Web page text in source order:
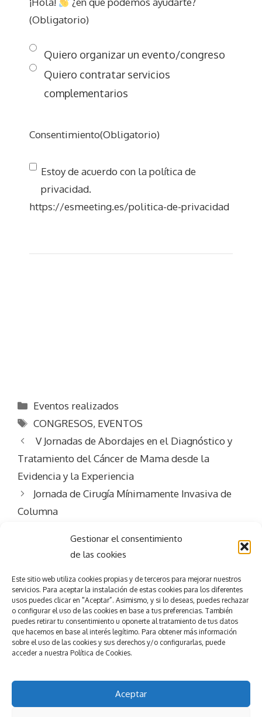
Gestionar el consentimiento
de las cookies
Este sitio web utiliza cookies propias y de terceros para mejorar nuestros
servicios. Para aceptar la instalación de estas cookies para los diferentes
usos puedes clicar en "Aceptar”. Asimismo, y si lo deseas, puedes rechazar
o configurar el uso de las cookies en base a tus preferencias. También
puedes retirar tu consentimiento u oponerte al tratamiento de tus datos
que hacemos en base al interés legítimo. Para obtener más información
sobre el uso de las cookies y sus derechos y/o configurarlas, puede
acceder a nuestra Política de Cookies.
Aceptar
(Obligatorio)
Quiero organizar un evento/congreso
Quiero contratar servicios
complementarios
Consentimiento(Obligatorio)
Estoy de acuerdo con la política de
privacidad.
https://esmeeting.es/politica-de-privacidad
Categorías
Eventos realizados
Etiquetas
CONGRESOS, EVENTOS
V Jornadas de Abordajes en el Diagnóstico y
Tratamiento del Cáncer de Mama desde la
Evidencia y la Experiencia
Jornada de Cirugía Mínimamente Invasiva de
Columna
Consigue eléxito
en tu evento